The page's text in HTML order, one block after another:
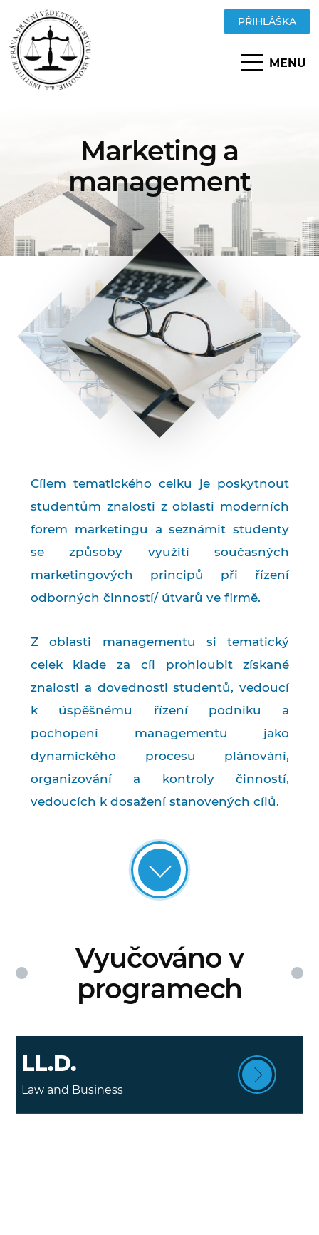
PŘIHLÁŠKA
MENU
Marketing a
management
Cílem tematického celku je poskytnout
studentům znalosti z oblasti moderních
forem marketingu a seznámit studenty
se způsoby využití současných
marketingových principů při řízení
odborných činností/ útvarů ve firmě.
Z oblasti managementu si tematický
celek klade za cíl prohloubit získané
znalosti a dovednosti studentů, vedoucí
k úspěšnému řízení podniku a
pochopení managementu jako
dynamického procesu plánování,
organizování a kontroly činností,
vedoucích k dosažení stanovených cílů.
Vyučováno v
programech
LL.D.
Law and Business